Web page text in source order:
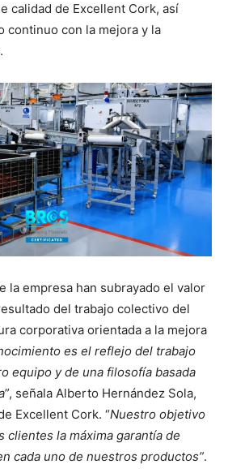
calidad de Excellent Cork, así
continuo con la mejora y la
la empresa han subrayado el valor
del trabajo colectivo del
corporativa orientada a la mejora
es el reflejo del trabajo
equipo y de una filosofía basada
”, señala Alberto Hernández Sola,
Excellent Cork. “Nuestro objetivo
clientes la máxima garantía de
cada uno de nuestros productos”.